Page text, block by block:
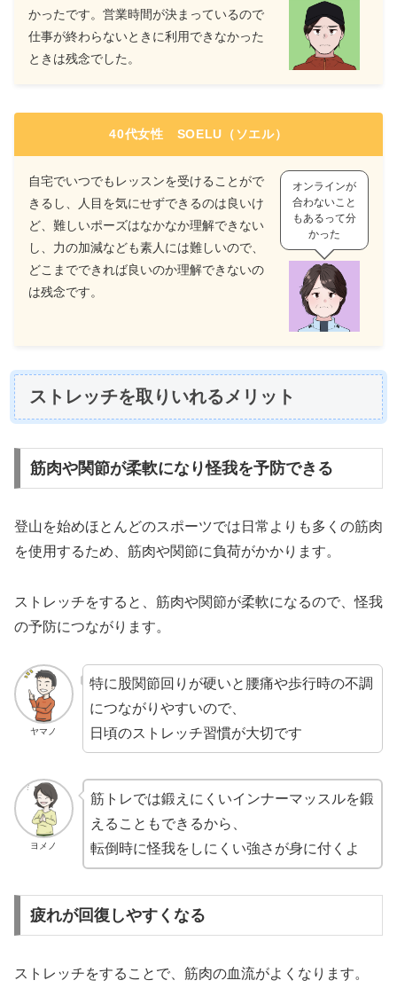
かったです。営業時間が決まっているので
仕事が終わらないときに利用できなかった
ときは残念でした。
40代女性 SOELU（ソエル）
自宅でいつでもレッスンを受けることがで
きるし、人目を気にせずできるのは良いけ
ど、難しいポーズはなかなか理解できない
し、力の加減なども素人には難しいので、
どこまでできれば良いのか理解できないの
は残念です。
オンラインが
合わないこと
もあるって分
かった
ストレッチを取りいれるメリット
筋肉や関節が柔軟になり怪我を予防できる
登山を始めほとんどのスポーツでは日常よりも多くの筋肉
を使用するため、筋肉や関節に負荷がかかります。
ストレッチをすると、筋肉や関節が柔軟になるので、怪我
の予防につながります。
ヤマノ
特に股関節回りが硬いと腰痛や歩行時の不調
につながりやすいので、
日頃のストレッチ習慣が大切です
ヨメノ
筋トレでは鍛えにくいインナーマッスルを鍛
えることもできるから、
転倒時に怪我をしにくい強さが身に付くよ
疲れが回復しやすくなる
ストレッチをすることで、筋肉の血流がよくなります。